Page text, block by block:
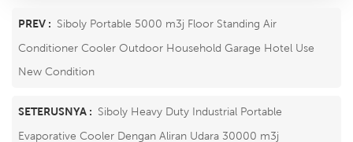
PREV : Siboly Portable 5000 m3j Floor Standing Air
Conditioner Cooler Outdoor Household Garage Hotel Use
New Condition
SETERUSNYA : Siboly Heavy Duty Industrial Portable
Evaporative Cooler Dengan Aliran Udara 30000 m3j